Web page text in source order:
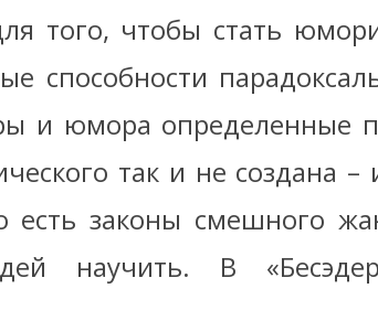
того, чтобы стать
способности
и юмора определенные
так и не создана
есть законы смешного
научить. В